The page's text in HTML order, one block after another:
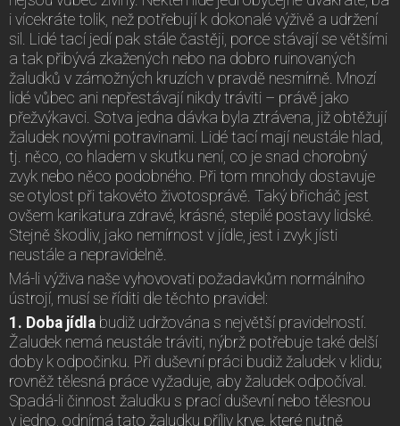
i vícekráte tolik, než potřebují k dokonalé výživě a udržení
sil. Lidé tací jedí pak stále častěji, porce stávají se většími
a tak přibývá zkažených nebo na dobro ruinovaných
žaludků v zámožných kruzích v pravdě nesmírně. Mnozí
lidé vůbec ani nepřestávají nikdy tráviti – právě jako
přežvýkavci. Sotva jedna dávka byla ztrávena, již obtěžují
žaludek novými potravinami. Lidé tací mají neustále hlad,
tj. něco, co hladem v skutku není, co je snad chorobný
zvyk nebo něco podobného. Při tom mnohdy dostavuje
se otylost při takovéto životosprávě. Taký břicháč jest
ovšem karikatura zdravé, krásné, stepilé postavy lidské.
Stejně škodliv, jako nemírnost v jídle, jest i zvyk jísti
neustále a nepravidelně.
Má-li výživa naše vyhovovati požadavkům normálního
ústrojí, musí se říditi dle těchto pravidel:
1. Doba jídla budiž udržována s největší pravidelností.
Žaludek nemá neustále tráviti, nýbrž potřebuje také delší
doby k odpočinku. Při duševní práci budiž žaludek v klidu;
rovněž tělesná práce vyžaduje, aby žaludek odpočíval.
Spadá-li činnost žaludku s prací duševní nebo tělesnou
v jedno, odnímá tato žaludku příliv krve, které nutně